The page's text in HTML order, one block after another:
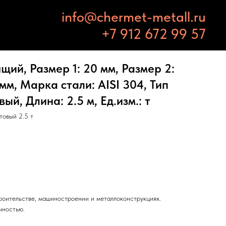
info@chermet-metall.ru
+7 912 672 99 57
Размер 1: 20 мм, Размер 2:
Марка стали: AISI 304, Тип
Длина: 2.5 м, Ед.изм.: т
2.5 т
машиностроении и металлоконструкциях.